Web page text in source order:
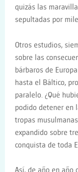
quizás las
sepultadas por
Otros estudios,
sobre las
bárbaros de
hasta el Báltico,
paralelo. ¿Qué
podido detener en
tropas
expandido sobre
conquista de toda